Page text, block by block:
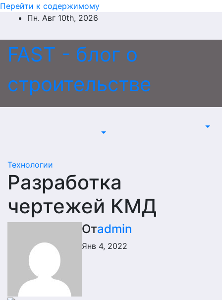
Перейти к содержимому
Пн. Авг 10th, 2026
FAST - блог о
строительстве
Технологии
Разработка
чертежей КМД
Отadmin
Янв 4, 2022